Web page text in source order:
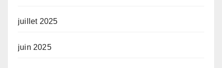
juillet 2025
juin 2025